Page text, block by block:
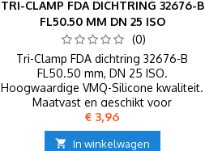
TRI-CLAMP FDA DICHTRING 32676-B
FL50.50 MM DN 25 ISO
(0)
Tri-Clamp FDA dichtring 32676-B
FL50.50 mm, DN 25 ISO.
Hoogwaardige VMQ-Silicone kwaliteit.
Maatvast en geschikt voor
voedingsmiddelen- en farmaceutische
industrie.
Prijs
€ 3,96
 In winkelwagen